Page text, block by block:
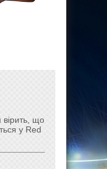
що
у Red